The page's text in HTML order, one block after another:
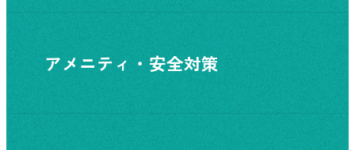
アメニティ・安全対策